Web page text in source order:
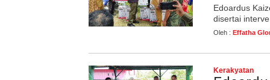
Edoardus
disertai
Oleh : Effatha
Kerakyatan